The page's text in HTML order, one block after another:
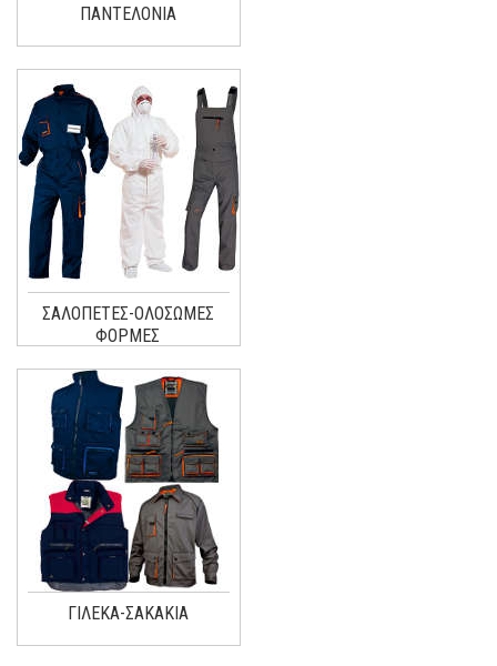
ΠΑΝΤΕΛΟΝΙΑ
ΣΑΛΟΠΕΤΕΣ-ΟΛΟΣΩΜΕΣ
ΦΟΡΜΕΣ
ΓΙΛΕΚΑ-ΣΑΚΑΚΙΑ